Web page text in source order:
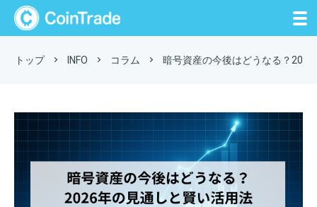
トップ INFO コラム 暗号資産の今後はどうなる？